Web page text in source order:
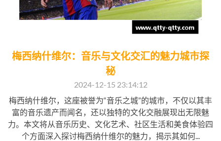
梅西纳什维尔：音乐与文化交汇的魅力城市探
秘
2024-12-15 23:14:12
梅西纳什维尔，这座被誉为“音乐之城”的城市，不仅以其丰
富的音乐遗产而闻名，还以独特的文化交融展现出无限魅
力。本文将从音乐历史、文化艺术、社区生活和美食体验四
个方面深入探讨梅西纳什维尔的魅力，揭示其如何...